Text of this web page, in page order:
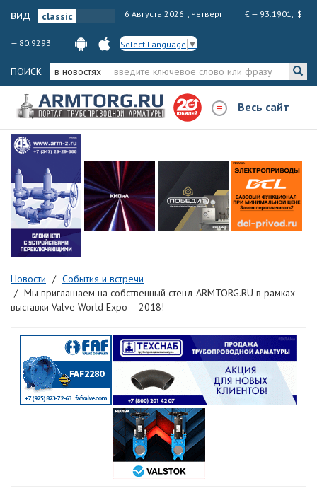
вид 6 Августа 2026г, Четверг € — 93.1901, $
— 80.9293 Select Language ▼
ПОИСК в новостях
Весь сайт
Новости
События и встречи
Мы приглашаем на собственный стенд ARMTORG.RU в рамках
выставки Valve World Expo – 2018!